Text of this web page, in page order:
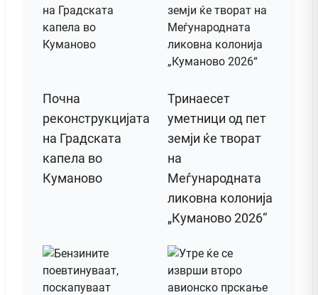
Почна
реконструкцијата
на Градската
капела во
Куманово
Тринаесет
уметници од пет
земји ќе творат
на
Меѓународната
ликовна колонија
„Куманово 2026“